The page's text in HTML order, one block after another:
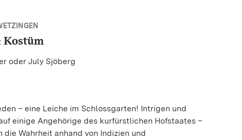
Kostüm
oder July Sjöberg
– eine Leiche im Schlossgarten! Intrigen und
einige Angehörige des kurfürstlichen Hofstaates –
Wahrheit anhand von Indizien und